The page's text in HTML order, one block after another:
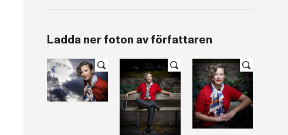
Ladda ner foton av författaren